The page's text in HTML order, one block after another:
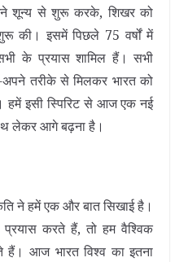
शून्य से शुरू करके, शिखर को
की। इसमें पिछले 75 वर्षों में
के प्रयास शामिल हैं। सभी
तरीके से मिलकर भारत को
हमें इसी स्पिरिट से आज एक नई
लेकर आगे बढ़ना है।
ने हमें एक और बात सिखाई है।
करते हैं, तो हम वैश्विक
हैं। आज भारत विश्व का इतना